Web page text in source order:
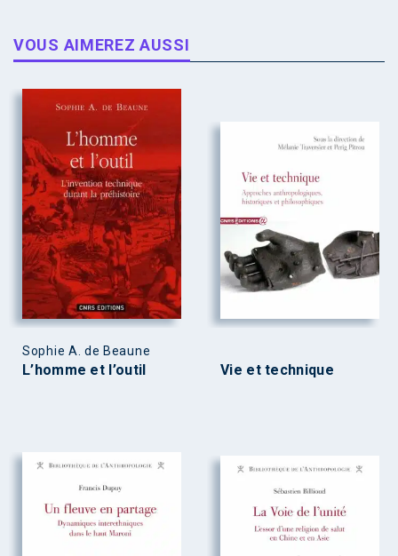
VOUS AIMEREZ AUSSI
Sophie A. de Beaune
L’homme et l’outil Vie et technique